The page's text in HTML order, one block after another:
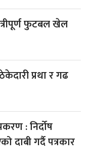
फुटबल खेल
प्रथा र गढ
: निर्दोष
दाबी गर्दै पत्रकार